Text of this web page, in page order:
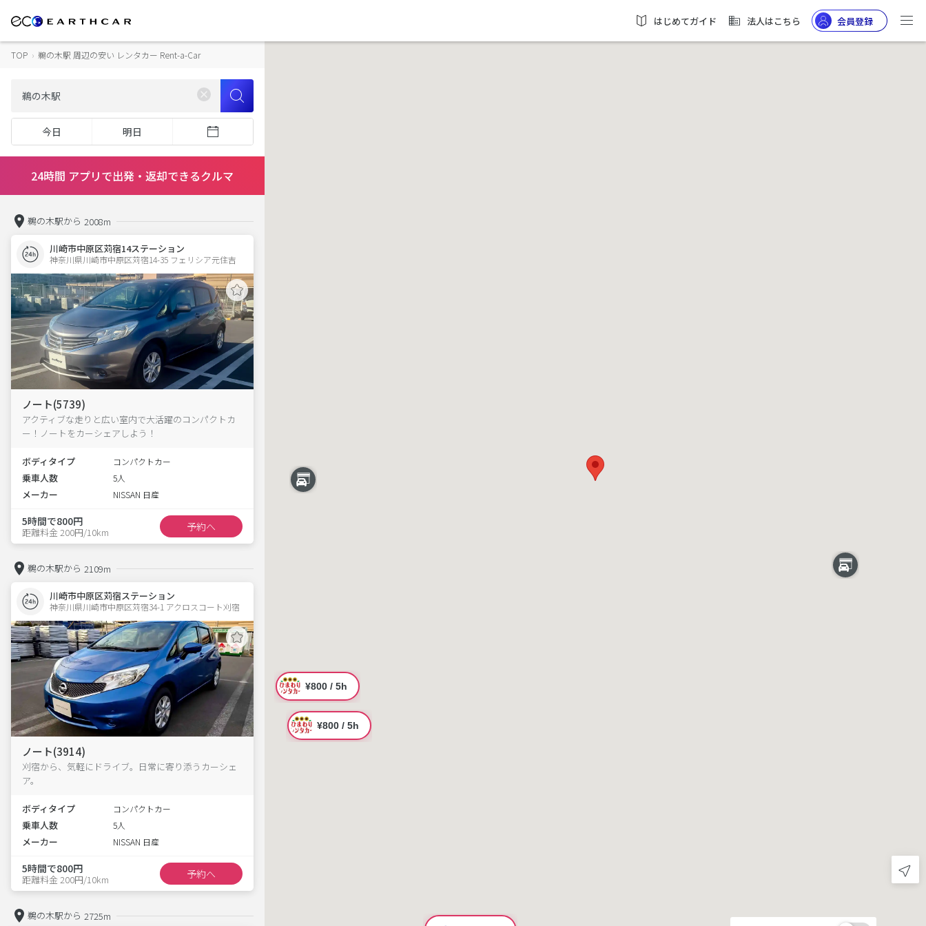
はじめてガイド 法人はこちら 会員登録
TOP › 鵜の木駅 周辺の安い レンタカー Rent-a-Car
今日 明日
24時間 アプリで出発・返却できるクルマ
鵜の木駅から 2008m
川崎市中原区苅宿14ステーション
神奈川県川崎市中原区苅宿14-35 フェリシア元住吉
ノート(5739)
アクティブな走りと広い室内で大活躍のコンパクトカ
ー！ノートをカーシェアしよう！
ボディタイプ コンパクトカー
乗車人数 5人
メーカー NISSAN 日産
5時間で800円
距離料金 200円/10km 予約へ
鵜の木駅から 2109m
川崎市中原区苅宿ステーション
神奈川県川崎市中原区苅宿34-1 アクロスコート刈宿
ノート(3914)
刈宿から、気軽にドライブ。日常に寄り添うカーシェ
ア。
ボディタイプ コンパクトカー
乗車人数 5人
メーカー NISSAN 日産
5時間で800円
距離料金 200円/10km 予約へ
鵜の木駅から 2725m